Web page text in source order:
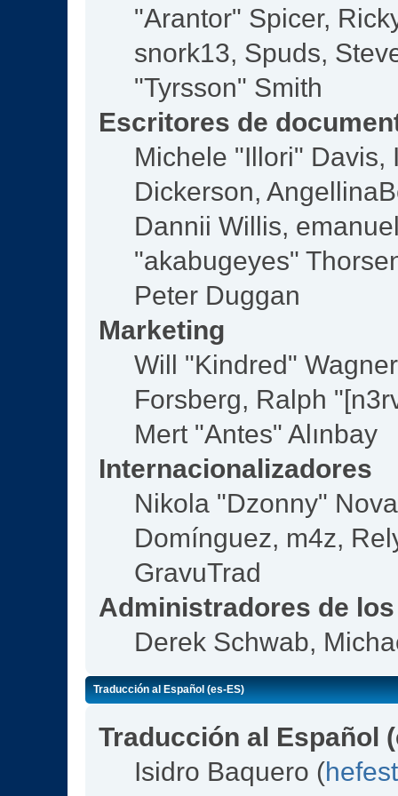
"Arantor" Spicer,
snork13, Spuds,
"Tyrsson" Smith
Escritores de
Michele "Illori" Davis,
Dickerson,
Dannii Willis,
"akabugeyes"
Peter Duggan
Marketing
Will "Kindred"
Forsberg, Ralph
Mert "Antes" Alınbay
Internacionalizadores
Nikola "Dzonny"
Domínguez, m4z,
GravuTrad
Administradores de
Derek Schwab,
Traducción al Español (es-ES)
Traducción al Español
Isidro Baquero (